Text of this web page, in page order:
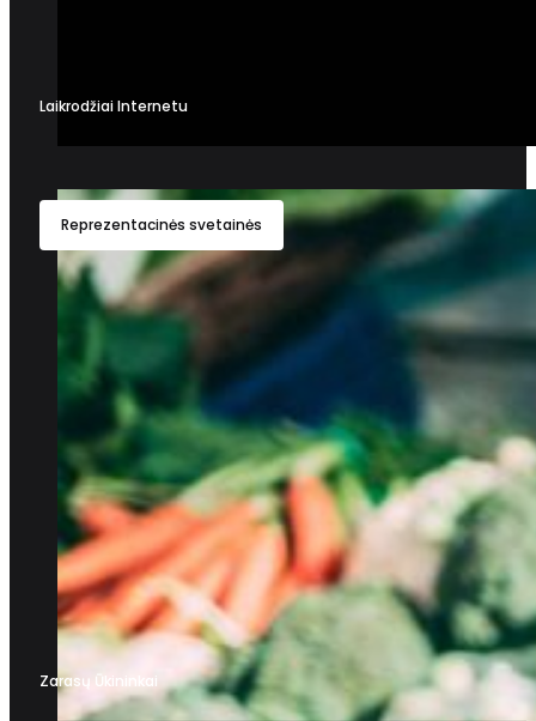
Laikrodžiai Internetu
Reprezentacinės svetainės
Zarasų Ūkininkai